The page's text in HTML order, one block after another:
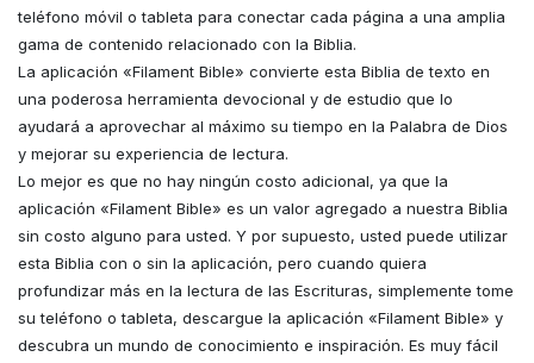
teléfono móvil o tableta para conectar cada página a una amplia
gama de contenido relacionado con la Biblia.
La aplicación «Filament Bible» convierte esta Biblia de texto en
una poderosa herramienta devocional y de estudio que lo
ayudará a aprovechar al máximo su tiempo en la Palabra de Dios
y mejorar su experiencia de lectura.
Lo mejor es que no hay ningún costo adicional, ya que la
aplicación «Filament Bible» es un valor agregado a nuestra Biblia
sin costo alguno para usted. Y por supuesto, usted puede utilizar
esta Biblia con o sin la aplicación, pero cuando quiera
profundizar más en la lectura de las Escrituras, simplemente tome
su teléfono o tableta, descargue la aplicación «Filament Bible» y
descubra un mundo de conocimiento e inspiración. Es muy fácil